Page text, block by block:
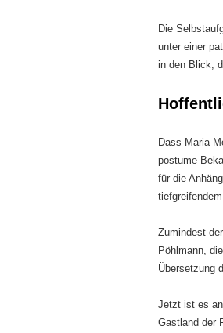
Die
unter einer
in den Blick,
Dass Maria
postume
für die
Zumindest
Pöhlmann,
Übersetzung
Jetzt ist es
Gastland der